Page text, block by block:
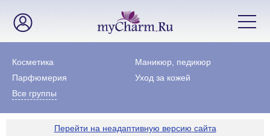
Косметика
Маникюр, педикюр
Парфюмерия
Уход за кожей
Все группы
Перейти на неадаптивную версию сайта